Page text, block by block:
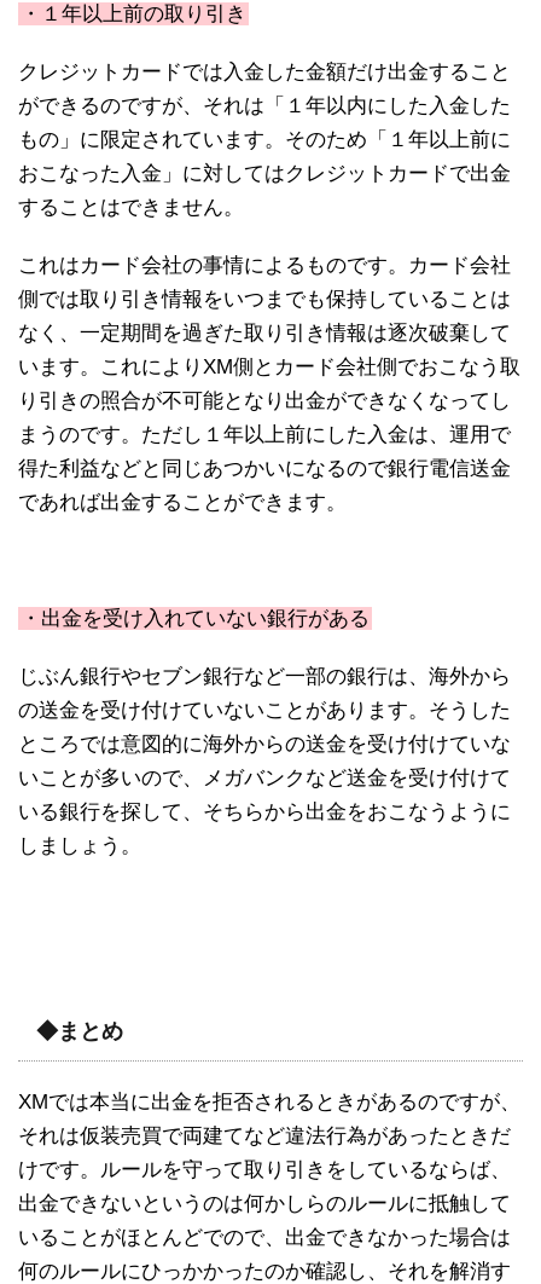
・１年以上前の取り引き
クレジットカードでは入金した金額だけ出金すること
ができるのですが、それは「１年以内にした入金した
もの」に限定されています。そのため「１年以上前に
おこなった入金」に対してはクレジットカードで出金
することはできません。
これはカード会社の事情によるものです。カード会社
側では取り引き情報をいつまでも保持していることは
なく、一定期間を過ぎた取り引き情報は逐次破棄して
います。これによりXM側とカード会社側でおこなう取
り引きの照合が不可能となり出金ができなくなってし
まうのです。ただし１年以上前にした入金は、運用で
得た利益などと同じあつかいになるので銀行電信送金
であれば出金することができます。
・出金を受け入れていない銀行がある
じぶん銀行やセブン銀行など一部の銀行は、海外から
の送金を受け付けていないことがあります。そうした
ところでは意図的に海外からの送金を受け付けていな
いことが多いので、メガバンクなど送金を受け付けて
いる銀行を探して、そちらから出金をおこなうように
しましょう。
◆まとめ
XMでは本当に出金を拒否されるときがあるのですが、
それは仮装売買で両建てなど違法行為があったときだ
けです。ルールを守って取り引きをしているならば、
出金できないというのは何かしらのルールに抵触して
いることがほとんどでので、出金できなかった場合は
何のルールにひっかかったのか確認し、それを解消す